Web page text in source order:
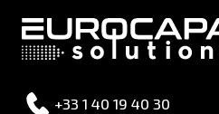
+33 1 40 19 40 30